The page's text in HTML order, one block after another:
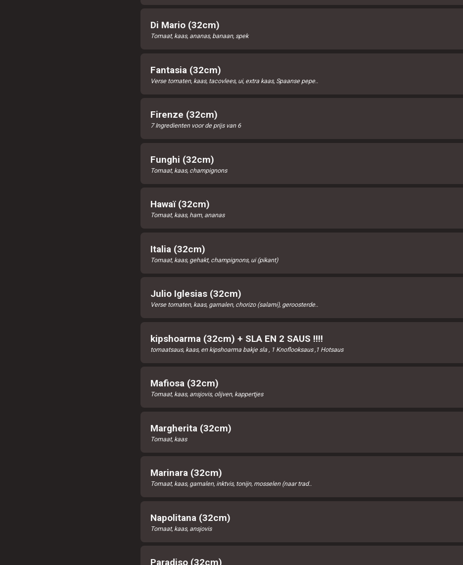
Di Mario (32cm)
Tomaat, kaas, ananas, banaan, spek
Fantasia (32cm)
Verse tomaten, kaas, tacovlees, ui, extra kaas, Spaanse pepe..
Firenze (32cm)
7 Ingredienten voor de prijs van 6
Funghi (32cm)
Tomaat, kaas, champignons
Hawaï (32cm)
Tomaat, kaas, ham, ananas
Italia (32cm)
Tomaat, kaas, gehakt, champignons, ui (pikant)
Julio Iglesias (32cm)
Verse tomaten, kaas, garnalen, chorizo (salami), geroosterde..
kipshoarma (32cm) + SLA EN 2 SAUS !!!!
tomaatsaus, kaas, en kipshoarma bakje sla , 1 Knoflooksaus ,1 Hotsaus
Mafiosa (32cm)
Tomaat, kaas, ansjovis, olijven, kappertjes
Margherita (32cm)
Tomaat, kaas
Marinara (32cm)
Tomaat, kaas, garnalen, inktvis, tonijn, mosselen (naar trad..
Napolitana (32cm)
Tomaat, kaas, ansjovis
Paradiso (32cm)